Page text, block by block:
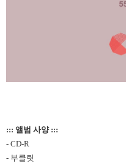
::: 앨범 사양 :::
- CD-R
- 부클릿